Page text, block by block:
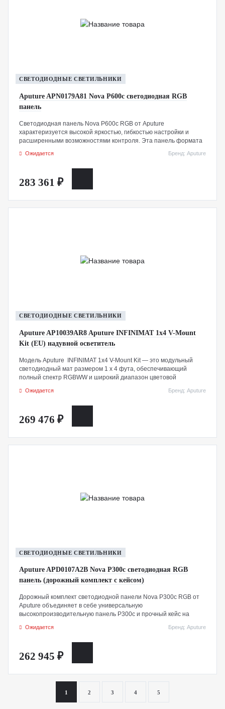
СВЕТОДИОДНЫЕ СВЕТИЛЬНИКИ
Aputure APN0179A81 Nova P600c светодиодная RGB
панель
Светодиодная панель Nova P600c RGB от Aputure
характеризуется высокой яркостью, гибкостью настройки и
расширенными возможностями контроля. Эта панель формата
за счет увеличенного количества световых диодов, достигая 17
управления с проводной поддержкой DMX512, а также
беспроводной поддержкой LumenRadio CRMX и приложением
Sidus Link для смартфонов.
Ожидается Бренд: Aputure
283 361 ₽
СВЕТОДИОДНЫЕ СВЕТИЛЬНИКИ
Aputure AP10039AR8 Aputure INFINIMAT 1x4 V-Mount
Kit (EU) надувной осветитель
Модель Aputure INFINIMAT 1x4 V-Mount Kit — это модульный
светодиодный мат размером 1 x 4 фута, обеспечивающий
полный спектр RGBWW и широкий диапазон цветовой
мощностью 400 Вт, он может питаться как от опциональной V-
Ожидается Бренд: Aputure
269 476 ₽
СВЕТОДИОДНЫЕ СВЕТИЛЬНИКИ
Aputure APD0107A2B Nova P300c светодиодная RGB
панель (дорожный комплект с кейсом)
Дорожный комплект светодиодной панели Nova P300c RGB от
Aputure объединяет в себе универсальную
высокопроизводительную панель P300c и прочный кейс на
Прочно сконструированный прибор имеет два режима
CRI/TLCI 95 и плюс/минус контролем зеленого. Режим HSI
позволяет вам регулировать оттенок, насыщенность и
интенсивность для доступа буквально к миллионам
пользовательских цветов, а библиотека из 300 стандартных
гелей обеспечивает еще больший хроматический контроль.
Ожидается Бренд: Aputure
262 945 ₽
1 2 3 4 5